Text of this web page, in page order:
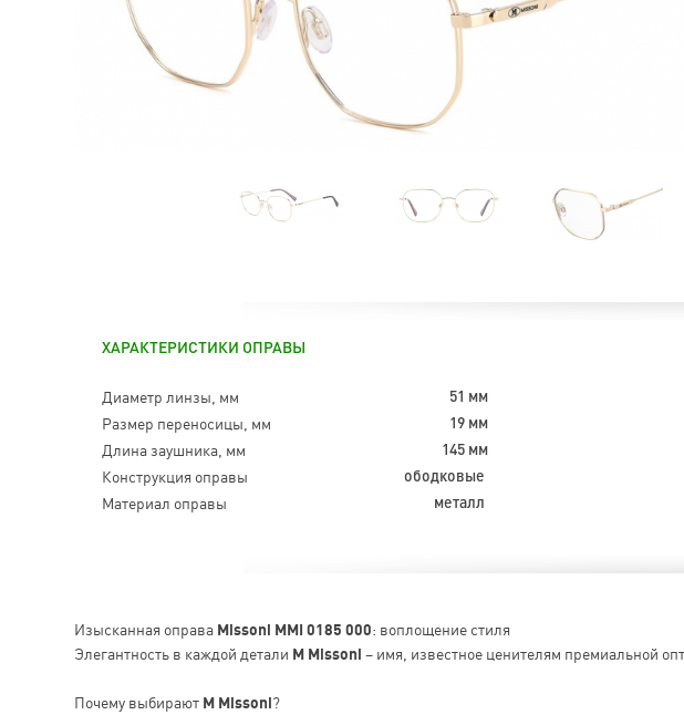
ХАРАКТЕРИСТИКИ ОПРАВЫ
Диаметр линзы, мм 51 мм
Размер переносицы, мм 19 мм
Длина заушника, мм 145 мм
Конструкция оправы ободковые
Материал оправы металл
Изысканная оправа Missoni MMI 0185 000: воплощение стиля
Элегантность в каждой детали M Missoni – имя, известное ценителям премиальной
Почему выбирают M Missoni?